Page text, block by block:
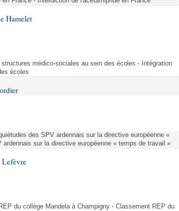
Hamelet
médico-sociales au sein des écoles - Intégration
écoles
des SPV ardennais sur la directive européenne «
sur la directive européenne « temps de travail »
Lefèvre
du collège Mandela à Champigny - Classement REP du